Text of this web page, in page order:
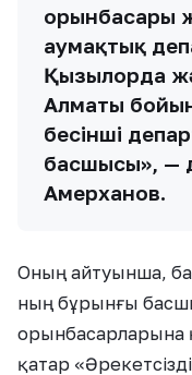
орынбасары
аумақтық
Қызылорда
Алматы
бесінші
басшысы», —
Амерханов.
Оның айтуынша,
ның бұрынғы
орынбасарларына
қатар